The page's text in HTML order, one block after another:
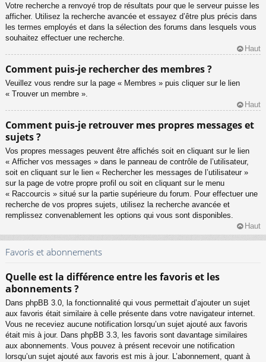
Votre recherche a renvoyé trop de résultats pour que le serveur puisse les
afficher. Utilisez la recherche avancée et essayez d’être plus précis dans
les termes employés et dans la sélection des forums dans lesquels vous
souhaitez effectuer une recherche.
Haut
Comment puis-je rechercher des membres ?
Veuillez vous rendre sur la page « Membres » puis cliquer sur le lien
« Trouver un membre ».
Haut
Comment puis-je retrouver mes propres messages et
sujets ?
Vos propres messages peuvent être affichés soit en cliquant sur le lien
« Afficher vos messages » dans le panneau de contrôle de l’utilisateur,
soit en cliquant sur le lien « Rechercher les messages de l’utilisateur »
sur la page de votre propre profil ou soit en cliquant sur le menu
« Raccourcis » situé sur la partie supérieure du forum. Pour effectuer une
recherche de vos propres sujets, utilisez la recherche avancée et
remplissez convenablement les options qui vous sont disponibles.
Haut
Favoris et abonnements
Quelle est la différence entre les favoris et les
abonnements ?
Dans phpBB 3.0, la fonctionnalité qui vous permettait d’ajouter un sujet
aux favoris était similaire à celle présente dans votre navigateur internet.
Vous ne receviez aucune notification lorsqu’un sujet ajouté aux favoris
était mis à jour. Dans phpBB 3.3, les favoris sont davantage similaires
aux abonnements. Vous pouvez à présent recevoir une notification
lorsqu’un sujet ajouté aux favoris est mis à jour. L’abonnement, quant à